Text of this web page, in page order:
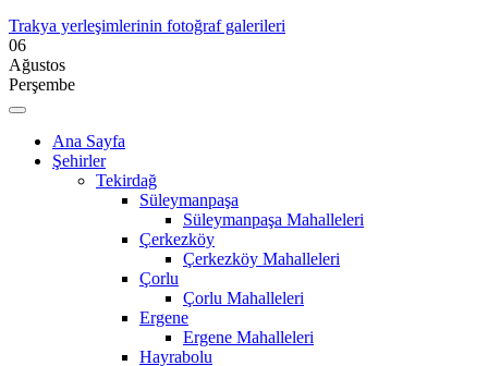
Trakya yerleşimlerinin fotoğraf galerileri
06
Ağustos
Perşembe
Ana Sayfa
Şehirler
Tekirdağ
Süleymanpaşa
Süleymanpaşa Mahalleleri
Çerkezköy
Çerkezköy Mahalleleri
Çorlu
Çorlu Mahalleleri
Ergene
Ergene Mahalleleri
Hayrabolu